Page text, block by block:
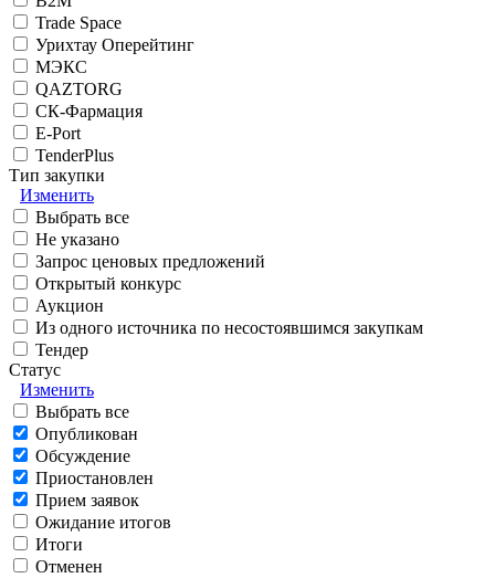
Trade Space
Урихтау Оперейтинг
МЭКС
QAZTORG
СК-Фармация
E-Port
TenderPlus
Тип закупки
Изменить
Выбрать все
Не указано
Запрос ценовых предложений
Открытый конкурс
Аукцион
Из одного источника по несостоявшимся закупкам
Тендер
Статус
Изменить
Выбрать все
Опубликован
Обсуждение
Приостановлен
Прием заявок
Ожидание итогов
Итоги
Отменен